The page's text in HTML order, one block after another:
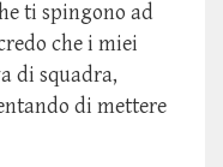
ti spingono ad
che i miei
di squadra,
di mettere